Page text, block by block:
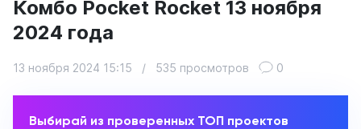
Комбо Pocket Rocket 13 ноября
2024 года
13 ноября 2024 15:15 / 535 просмотров 0
Выбирай из проверенных ТОП проектов